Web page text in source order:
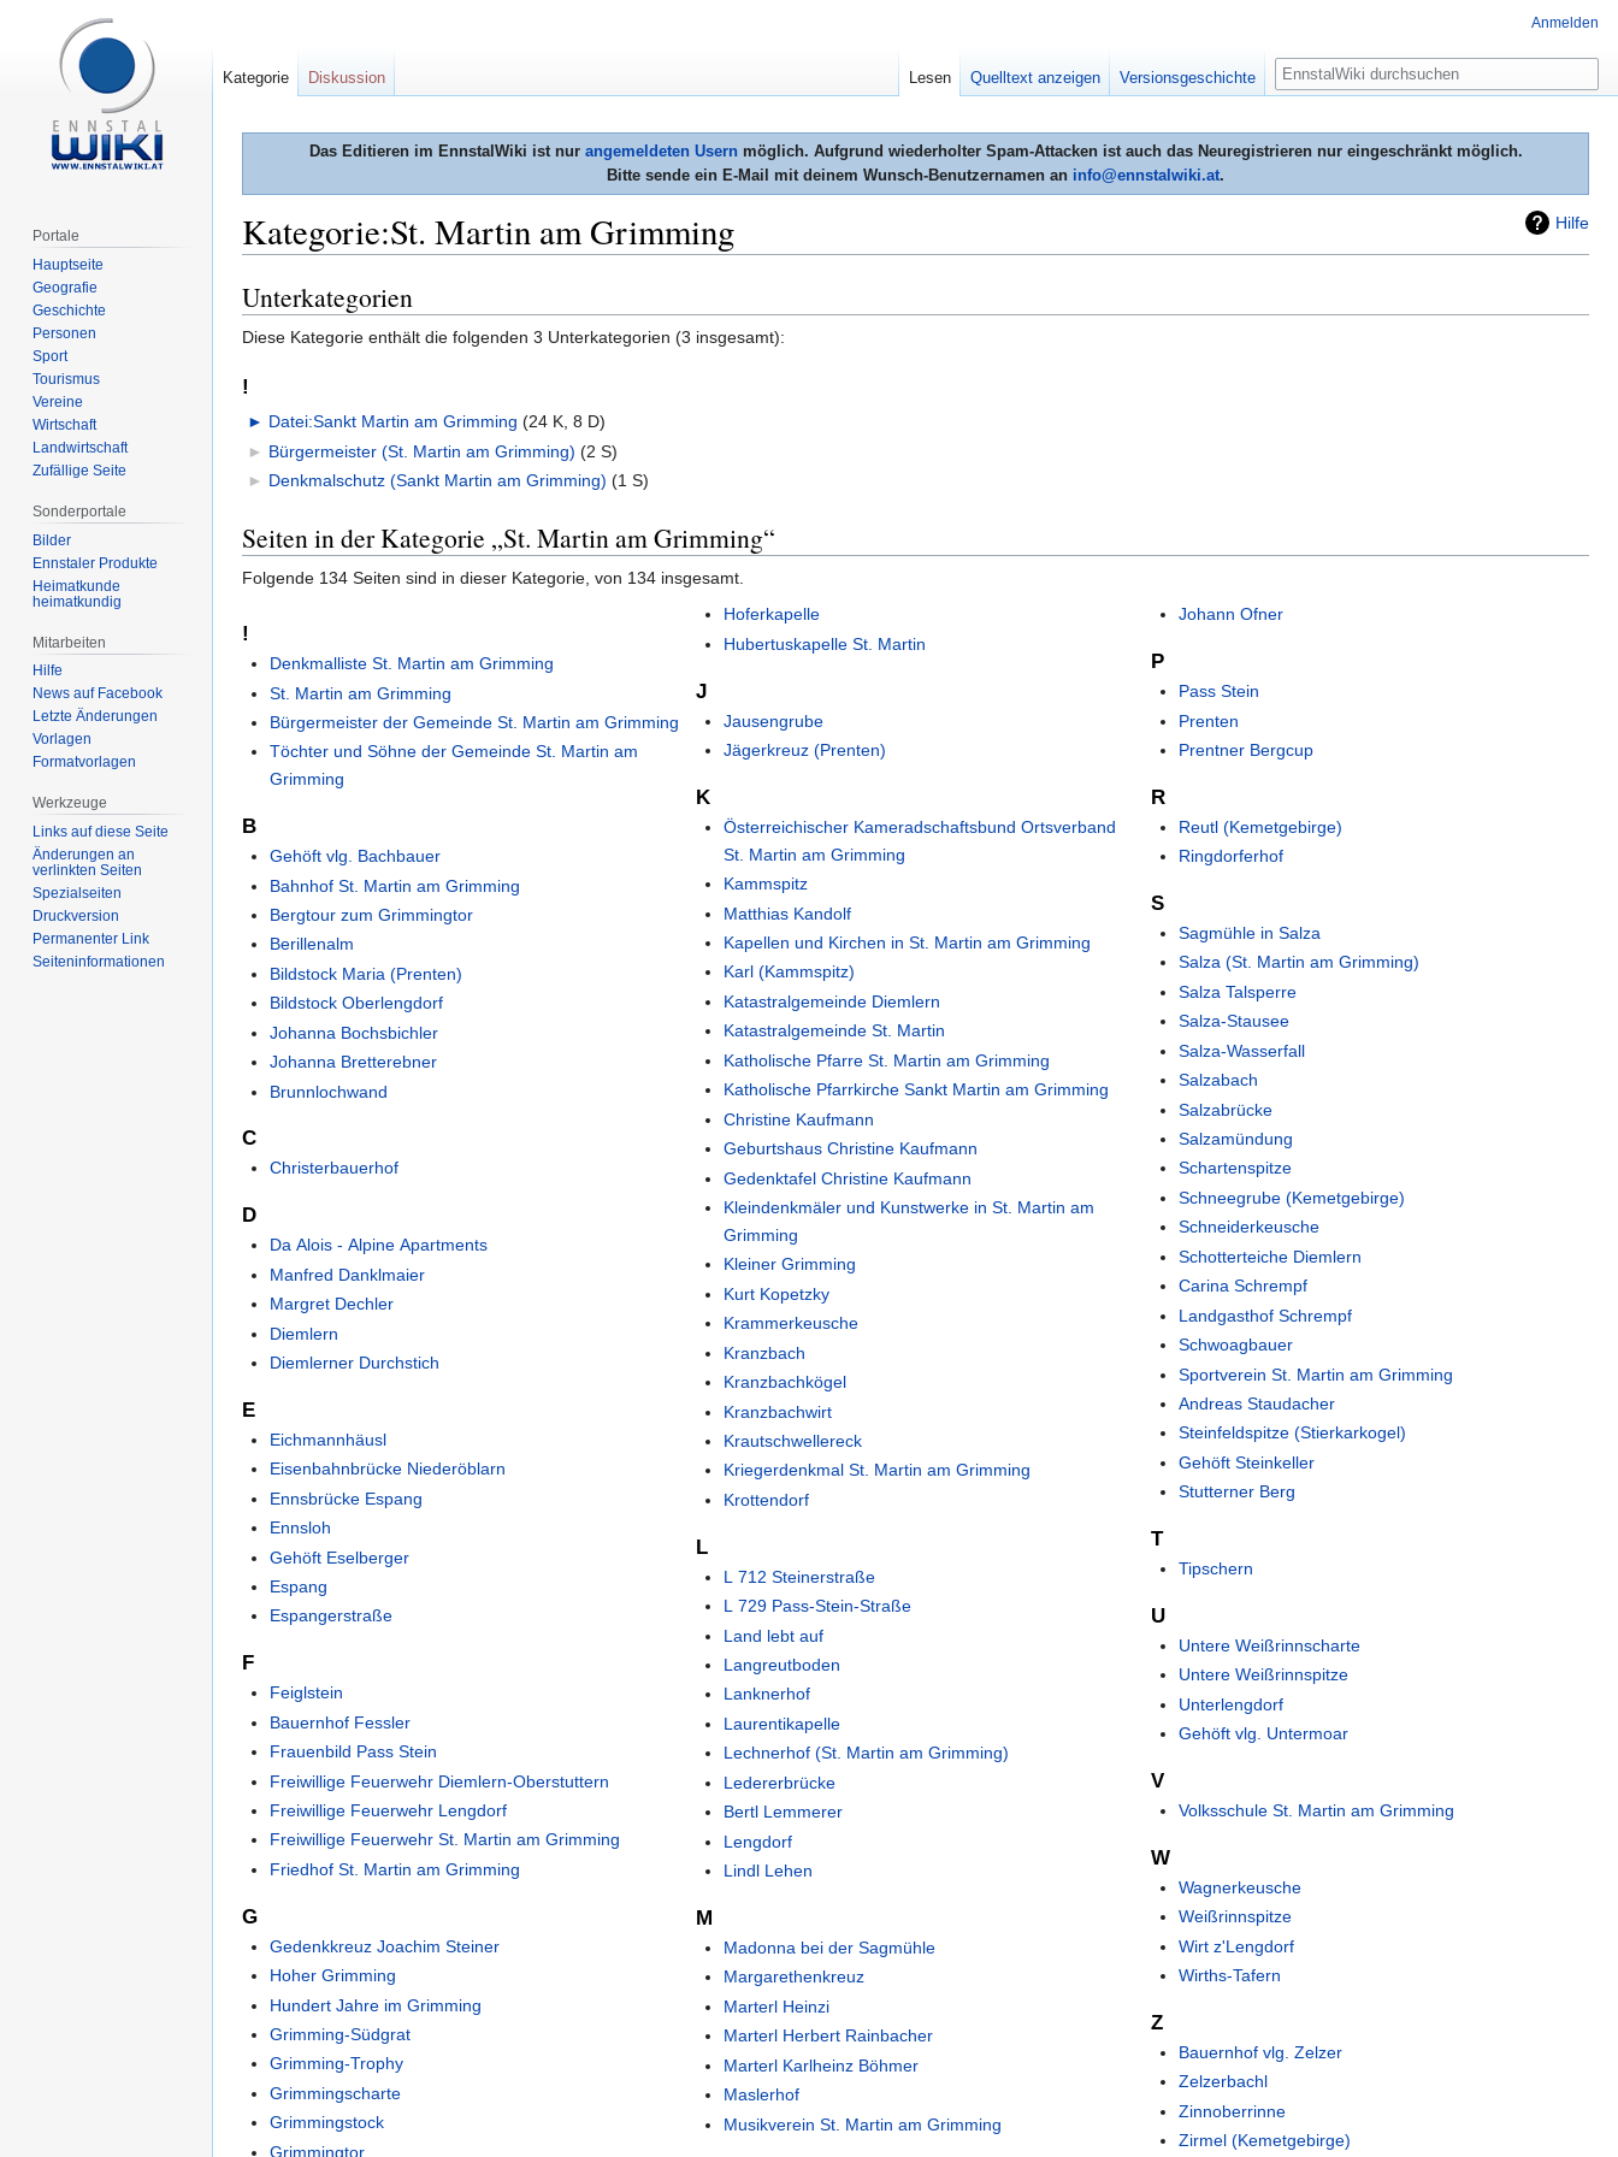
Das Editieren im EnnstalWiki ist nur angemeldeten Usernmöglich. Aufgrund wiederholter Spam-Attacken ist auch das Neuregistrieren nur eingeschränkt möglich.
Bitte sende ein E-Mail mit deinem Wunsch-Benutzernamen an info@ennstalwiki.at.
Hilfe
Kategorie:St. Martin am Grimming
Zur
Navigation
springen
Zur
Suche
springen
Unterkategorien
Diese Kategorie enthält die folgenden 3 Unterkategorien (3 insgesamt):
!
► Datei:Sankt Martin am Grimming (24 K, 8 D)
► Bürgermeister (St. Martin am Grimming) (2 S)
► Denkmalschutz (Sankt Martin am Grimming) (1 S)
Seiten in der Kategorie „St. Martin am Grimming“
Folgende 134 Seiten sind in dieser Kategorie, von 134 insgesamt.
!
Denkmalliste St. Martin am Grimming
St. Martin am Grimming
Bürgermeister der Gemeinde St. Martin am Grimming
Töchter und Söhne der Gemeinde St. Martin am
Grimming
B
Gehöft vlg. Bachbauer
Bahnhof St. Martin am Grimming
Bergtour zum Grimmingtor
Berillenalm
Bildstock Maria (Prenten)
Bildstock Oberlengdorf
Johanna Bochsbichler
Johanna Bretterebner
Brunnlochwand
C
Christerbauerhof
D
Da Alois - Alpine Apartments
Manfred Danklmaier
Margret Dechler
Diemlern
Diemlerner Durchstich
E
Eichmannhäusl
Eisenbahnbrücke Niederöblarn
Ennsbrücke Espang
Ennsloh
Gehöft Eselberger
Espang
Espangerstraße
F
Feiglstein
Bauernhof Fessler
Frauenbild Pass Stein
Freiwillige Feuerwehr Diemlern-Oberstuttern
Freiwillige Feuerwehr Lengdorf
Freiwillige Feuerwehr St. Martin am Grimming
Friedhof St. Martin am Grimming
G
Gedenkkreuz Joachim Steiner
Hoher Grimming
Hundert Jahre im Grimming
Grimming-Südgrat
Grimming-Trophy
Grimmingscharte
Grimmingstock
Grimmingtor
Hoferkapelle
Hubertuskapelle St. Martin
J
Jausengrube
Jägerkreuz (Prenten)
K
Österreichischer Kameradschaftsbund Ortsverband
St. Martin am Grimming
Kammspitz
Matthias Kandolf
Kapellen und Kirchen in St. Martin am Grimming
Karl (Kammspitz)
Katastralgemeinde Diemlern
Katastralgemeinde St. Martin
Katholische Pfarre St. Martin am Grimming
Katholische Pfarrkirche Sankt Martin am Grimming
Christine Kaufmann
Geburtshaus Christine Kaufmann
Gedenktafel Christine Kaufmann
Kleindenkmäler und Kunstwerke in St. Martin am
Grimming
Kleiner Grimming
Kurt Kopetzky
Krammerkeusche
Kranzbach
Kranzbachkögel
Kranzbachwirt
Krautschwellereck
Kriegerdenkmal St. Martin am Grimming
Krottendorf
L
L 712 Steinerstraße
L 729 Pass-Stein-Straße
Land lebt auf
Langreutboden
Lanknerhof
Laurentikapelle
Lechnerhof (St. Martin am Grimming)
Ledererbrücke
Bertl Lemmerer
Lengdorf
Lindl Lehen
M
Madonna bei der Sagmühle
Margarethenkreuz
Marterl Heinzi
Marterl Herbert Rainbacher
Marterl Karlheinz Böhmer
Maslerhof
Musikverein St. Martin am Grimming
Johann Ofner
P
Pass Stein
Prenten
Prentner Bergcup
R
Reutl (Kemetgebirge)
Ringdorferhof
S
Sagmühle in Salza
Salza (St. Martin am Grimming)
Salza Talsperre
Salza-Stausee
Salza-Wasserfall
Salzabach
Salzabrücke
Salzamündung
Schartenspitze
Schneegrube (Kemetgebirge)
Schneiderkeusche
Schotterteiche Diemlern
Carina Schrempf
Landgasthof Schrempf
Schwoagbauer
Sportverein St. Martin am Grimming
Andreas Staudacher
Steinfeldspitze (Stierkarkogel)
Gehöft Steinkeller
Stutterner Berg
T
Tipschern
U
Untere Weißrinnscharte
Untere Weißrinnspitze
Unterlengdorf
Gehöft vlg. Untermoar
V
Volksschule St. Martin am Grimming
W
Wagnerkeusche
Weißrinnspitze
Wirt z'Lengdorf
Wirths-Tafern
Z
Bauernhof vlg. Zelzer
Zelzerbachl
Zinnoberrinne
Zirmel (Kemetgebirge)
Anmelden
Kategorie Diskussion Lesen Quelltext anzeigen Versionsgeschichte
Suche
Portale
Hauptseite
Geografie
Geschichte
Personen
Sport
Tourismus
Vereine
Wirtschaft
Landwirtschaft
Zufällige Seite
Sonderportale
Bilder
Ennstaler Produkte
Heimatkunde
heimatkundig
Mitarbeiten
Hilfe
News auf Facebook
Letzte Änderungen
Vorlagen
Formatvorlagen
Werkzeuge
Links auf diese Seite
Änderungen an
verlinkten Seiten
Spezialseiten
Druckversion
Permanenter Link
Seiten­informationen